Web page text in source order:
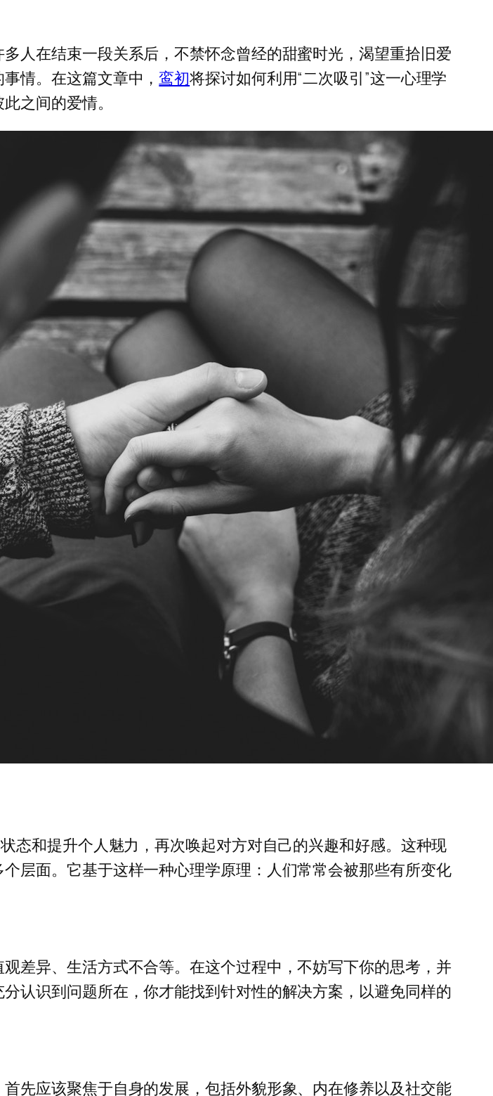
人在结束一段关系后，不禁怀念曾经的甜蜜时光，渴望重拾旧爱
情。在这篇文章中，鸾初将探讨如何利用“二次吸引”这一心理学
之间的爱情。
态和提升个人魅力，再次唤起对方对自己的兴趣和好感。这种现
层面。它基于这样一种心理学原理：人们常常会被那些有所变化
差异、生活方式不合等。在这个过程中，不妨写下你的思考，并
认识到问题所在，你才能找到针对性的解决方案，以避免同样的
先应该聚焦于自身的发展，包括外貌形象、内在修养以及社交能